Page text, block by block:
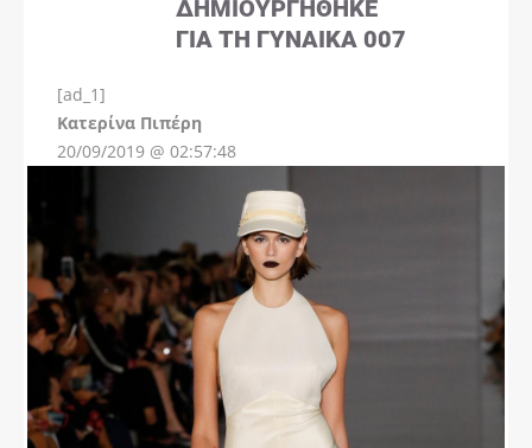
ΔΗΜΙΟΥΡΓΉΘΗΚΕ
ΓΙΑ ΤΗ ΓΥΝΑΊΚΑ 007
[ad_1]
Kατερίνα Πιπέρη
20/09/2019 @ 02:57:48